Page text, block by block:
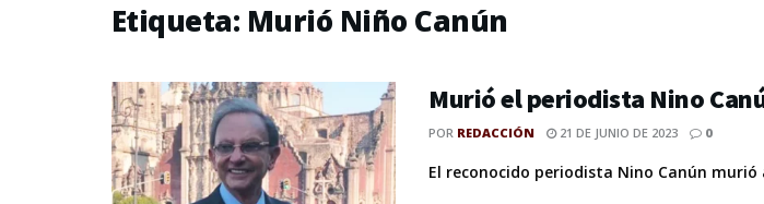
Etiqueta: Murió Niño Canún
Murió el periodista Nino
POR REDACCIÓN 21 DE JUNIO DE 2023 0
El reconocido periodista Nino Canún murió